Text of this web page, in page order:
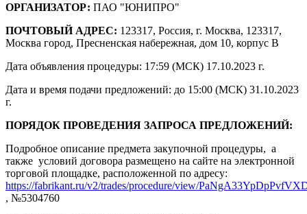
ОРГАНИЗАТОР: ПАО "ЮНИПРО"
ПОЧТОВЫЙ АДРЕС: 123317, Россия, г. Москва, 123317,
Москва город, Пресненская набережная, дом 10, корпус B
Дата объявления процедуры: 17:59 (МСК) 17.10.2023 г.
Дата и время подачи предложений: до 15:00 (МСК) 31.10.2023
г.
ПОРЯДОК ПРОВЕДЕНИЯ ЗАПРОСА ПРЕДЛОЖЕНИЙ:
Подробное описание предмета закупочной процедуры, а
также условий договора размещено на сайте на электронной
торговой площадке, расположенной по адресу:
https://fabrikant.ru/v2/trades/procedure/view/
, №5304760